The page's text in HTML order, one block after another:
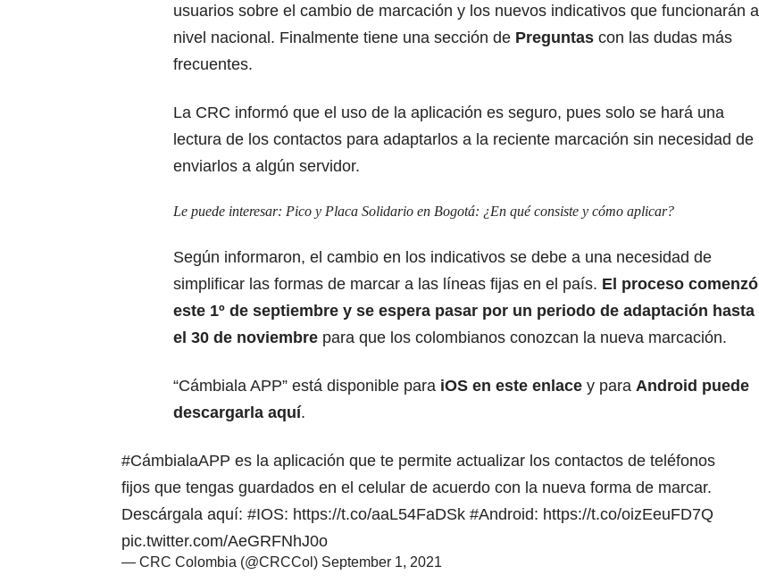
usuarios sobre el cambio de marcación y los nuevos indicativos que funcionarán a
nivel nacional. Finalmente tiene una sección de Preguntas con las dudas más
frecuentes.
La CRC informó que el uso de la aplicación es seguro, pues solo se hará una
lectura de los contactos para adaptarlos a la reciente marcación sin necesidad de
enviarlos a algún servidor.
Le puede interesar: Pico y Placa Solidario en Bogotá: ¿En qué consiste y cómo aplicar?
Según informaron, el cambio en los indicativos se debe a una necesidad de
simplificar las formas de marcar a las líneas fijas en el país. El proceso comenzó
este 1º de septiembre y se espera pasar por un periodo de adaptación hasta
el 30 de noviembre para que los colombianos conozcan la nueva marcación.
“Cámbiala APP” está disponible para iOS en este enlace y para Android puede
descargarla aquí.
#CámbialaAPP es la aplicación que te permite actualizar los contactos de teléfonos
fijos que tengas guardados en el celular de acuerdo con la nueva forma de marcar.
Descárgala aquí: #IOS: https://t.co/aaL54FaDSk #Android: https://t.co/oizEeuFD7Q
pic.twitter.com/AeGRFNhJ0o
— CRC Colombia (@CRCCol) September 1, 2021